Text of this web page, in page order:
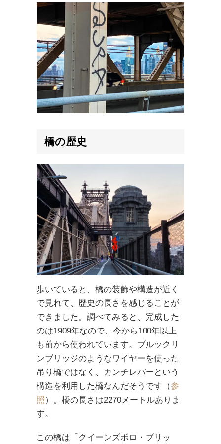
橋の歴史
歩いていると、橋の装飾や構造が近く
で見れて、歴史の長さを感じることが
できました。調べてみると、完成した
のは1909年なので、今から100年以上
も前から使われています。ブルックリ
ンブリッジのようなワイヤーを使った
吊り橋ではなく、カンチレバーという
構造を利用した橋なんだそうです（参
照 ）。橋の長さは2270メートルありま
す。
この橋は「クイーンズボロ・ブリッ